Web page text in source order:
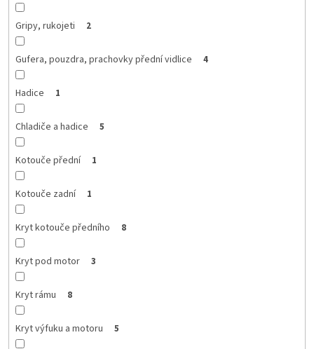
Gripy, rukojeti 2
Gufera, pouzdra, prachovky přední vidlice 4
Hadice 1
Chladiče a hadice 5
Kotouče přední 1
Kotouče zadní 1
Kryt kotouče předního 8
Kryt pod motor 3
Kryt rámu 8
Kryt výfuku a motoru 5